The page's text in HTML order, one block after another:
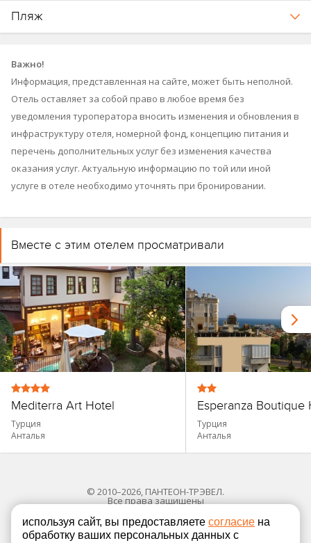
Пляж
Важно!
Информация, представленная на сайте, может быть неполной.
Отель оставляет за собой право в любое время без
уведомления туроператора вносить изменения и обновления в
инфраструктуру отеля, номерной фонд, концепцию питания и
перечень дополнительных услуг без изменения качества
оказания услуг. Актуальную информацию по той или иной
услуге в отеле необходимо уточнять при бронировании.
Вместе с этим отелем просматривали
Mediterra Art Hotel
Турция
Анталья
Esperanza Boutique
Турция
Анталья
© 2010–2026, ПАНТЕОН-ТРЭВЕЛ.
Все права защищены
используя сайт, вы предоставляете согласие на
обработку ваших персональных данных с